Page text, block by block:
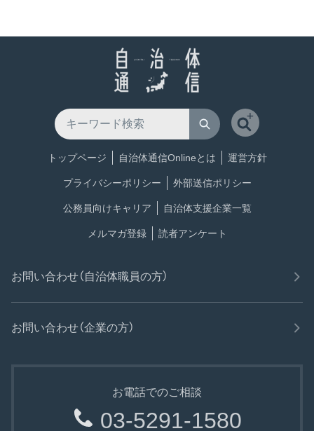
トップページ 自治体通信Onlineとは 運営方針
プライバシーポリシー 外部送信ポリシー
公務員向けキャリア 自治体支援企業一覧
メルマガ登録 読者アンケート
お問い合わせ（自治体職員の方）
お問い合わせ（企業の方）
お電話でのご相談
03-5291-1580